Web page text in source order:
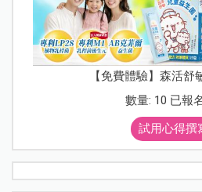
【免費體驗】森活舒
數量: 10 已報
試用心得撰